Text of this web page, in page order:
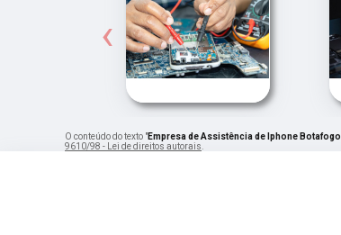
‹
O conteúdo do texto "Empresa de Assistência de Iphone Botafogo
9610/98 - Lei de direitos autorais